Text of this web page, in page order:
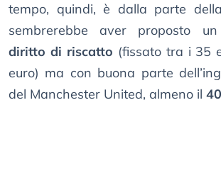
tempo, quindi, è dalla parte
sembrerebbe aver proposto un
diritto di riscatto (fissato tra i 35
euro) ma con buona parte
del Manchester United, almeno il